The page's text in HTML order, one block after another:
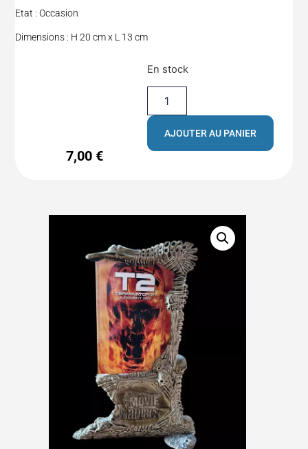
Etat : Occasion
Dimensions : H 20 cm x L 13 cm
7,00€
En stock
AJOUTER AU PANIER